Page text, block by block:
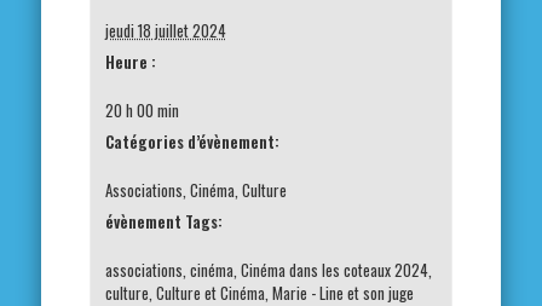
jeudi 18 juillet 2024
Heure :
20 h 00 min
Catégories d’évènement:
Associations Cinéma Culture
évènement Tags:
associations cinéma Cinéma dans les coteaux 2024,
culture Culture et Cinéma Marie - Line et son juge